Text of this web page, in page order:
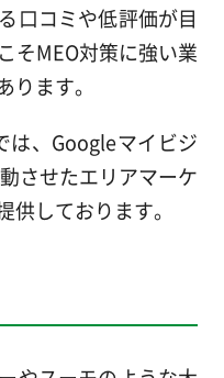
口コミや低評価が目
そMEO対策に強い業
ます。
は、Googleマイビジ
させたエリアマーケ
しております。